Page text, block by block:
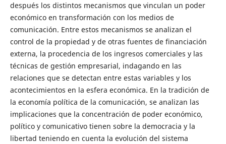
después los distintos mecanismos que vinculan un poder
económico en transformación con los medios de
comunicación. Entre estos mecanismos se analizan el
control de la propiedad y de otras fuentes de financiación
externa, la procedencia de los ingresos comerciales y las
técnicas de gestión empresarial, indagando en las
relaciones que se detectan entre estas variables y los
acontecimientos en la esfera económica. En la tradición de
la economía política de la comunicación, se analizan las
implicaciones que la concentración de poder económico,
político y comunicativo tienen sobre la democracia y la
libertad teniendo en cuenta la evolución del sistema